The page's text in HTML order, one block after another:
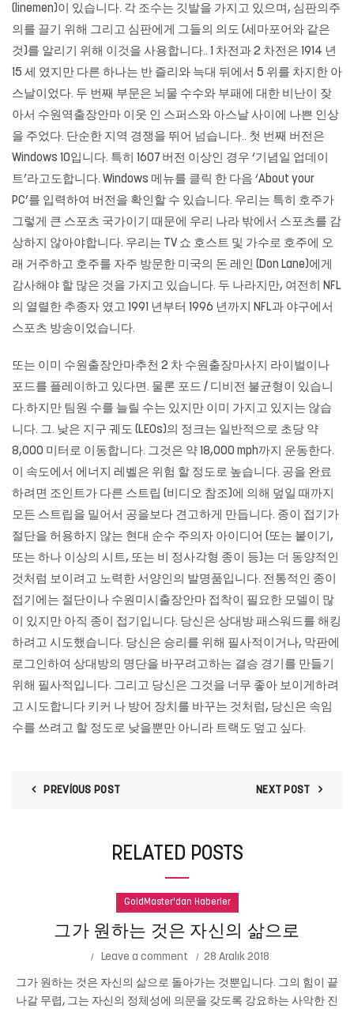
(linemen)이 있습니다. 각 조수는 깃발을 가지고 있으며, 심판의주
의를 끌기 위해 그리고 심판에게 그들의 의도 (세마포어와 같은
것)를 알리기 위해 이것을 사용합니다.. 1 차전과 2 차전은 1914 년
15 세 였지만 다른 하나는 반 즐리와 늑대 뒤에서 5 위를 차지한 아
스날이었다. 두 번째 부문은 뇌물 수수와 부패에 대한 비난이 잦
아서 수원역출장안마 이웃 인 스퍼스와 아스날 사이에 나쁜 인상
을 주었다. 단순한 지역 경쟁을 뛰어 넘습니다.. 첫 번째 버전은
Windows 10입니다. 특히 1607 버전 이상인 경우 ‘기념일 업데이
트’라고도합니다. Windows 메뉴를 클릭 한 다음 ‘About your
PC’를 입력하여 버전을 확인할 수 있습니다. 우리는 특히 호주가
그렇게 큰 스포츠 국가이기 때문에 우리 나라 밖에서 스포츠를 감
상하지 않아야합니다. 우리는 TV 쇼 호스트 및 가수로 호주에 오
래 거주하고 호주를 자주 방문한 미국의 돈 레인 (Don Lane)에게
감사해야 할 많은 것을 가지고 있습니다. 두 나라지만, 여전히 NFL
의 열렬한 추종자 였고 1991 년부터 1996 년까지 NFL과 야구에서
스포츠 방송이었습니다.
또는 이미 수원출장안마추천 2 차 수원출장마사지 라이벌이나
포드를 플레이하고 있다면. 물론 포드 / 디비전 불균형이 있습니
다.하지만 팀원 수를 늘릴 수는 있지만 이미 가지고 있지는 않습
니다. 그. 낮은 지구 궤도 (LEOs)의 정크는 일반적으로 초당 약
8,000 미터로 이동합니다. 그것은 약 18,000 mph까지 운동한다.
이 속도에서 에너지 레벨은 위험 할 정도로 높습니다. 공을 완료
하려면 조인트가 다른 스트립 (비디오 참조)에 의해 덮일 때까지
모든 스트립을 밀어서 공을보다 견고하게 만듭니다. 종이 접기가
절단을 허용하지 않는 현대 순수 주의자 아이디어 (또는 붙이기,
또는 하나 이상의 시트, 또는 비 정사각형 종이 등)는 더 동양적인
것처럼 보이려고 노력한 서양인의 발명품입니다. 전통적인 종이
접기에는 절단이나 수원미시출장안마 접착이 필요한 모델이 많
이 있지만 아직 종이 접기입니다. 당신은 상대방 패스워드를 해킹
하려고 시도했습니다. 당신은 승리를 위해 필사적이거나, 막판에
로그인하여 상대방의 명단을 바꾸려고하는 결승 경기를 만들기
위해 필사적입니다. 그리고 당신은 그것을 너무 좋아 보이게하려
고 시도합니다 키커 나 방어 장치를 바꾸는 것처럼, 당신은 속임
수를 쓰려고 할 정도로 낮을뿐만 아니라 트랙도 덮고 싶다.
PREVIOUS POST NEXT POST
RELATED POSTS
GoldMaster'dan Haberler
그가 원하는 것은 자신의 삶으로
Leave a comment 28 Aralık 2018
그가 원하는 것은 자신의 삶으로 돌아가는 것뿐입니다. 그의 힘이 끝
나갈 무렵, 그는 자신의 정체성에 의문을 갖도록 강요하는 사악한 진